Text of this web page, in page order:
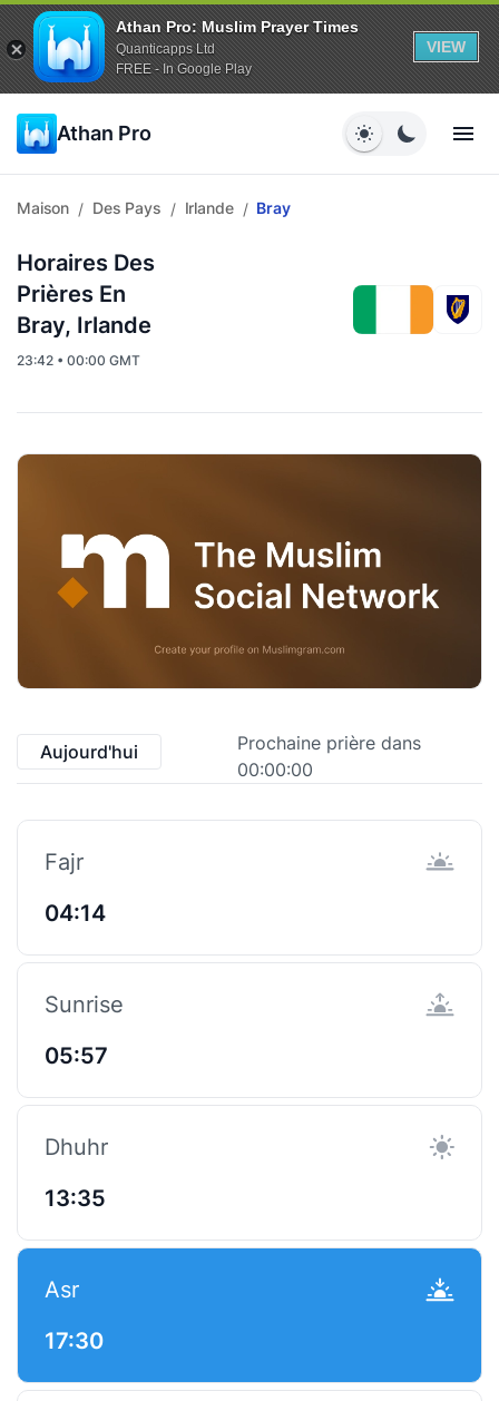
Athan Pro: Muslim Prayer Times
Quanticapps Ltd
FREE - In Google Play
VIEW
Athan Pro
Maison / Des Pays / Irlande / Bray
Horaires Des
Prières En
Bray, Irlande
23:42 • 00:00 GMT
Aujourd'hui
Prochaine prière dans
00:00:00
Fajr
04:14
Sunrise
05:57
Dhuhr
13:35
Asr
17:30